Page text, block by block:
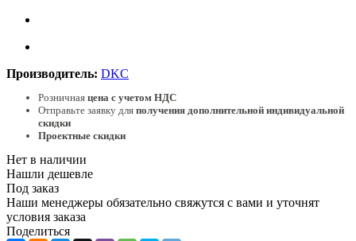
Производитель: DKC
Розничная цена с учетом НДС
Отправьте заявку для получения дополнительной индивидуальной
скидки
Проектные скидки
Нет в наличии
Нашли дешевле
Под заказ
Наши менеджеры обязательно свяжутся с вами и уточнят
условия заказа
Поделиться